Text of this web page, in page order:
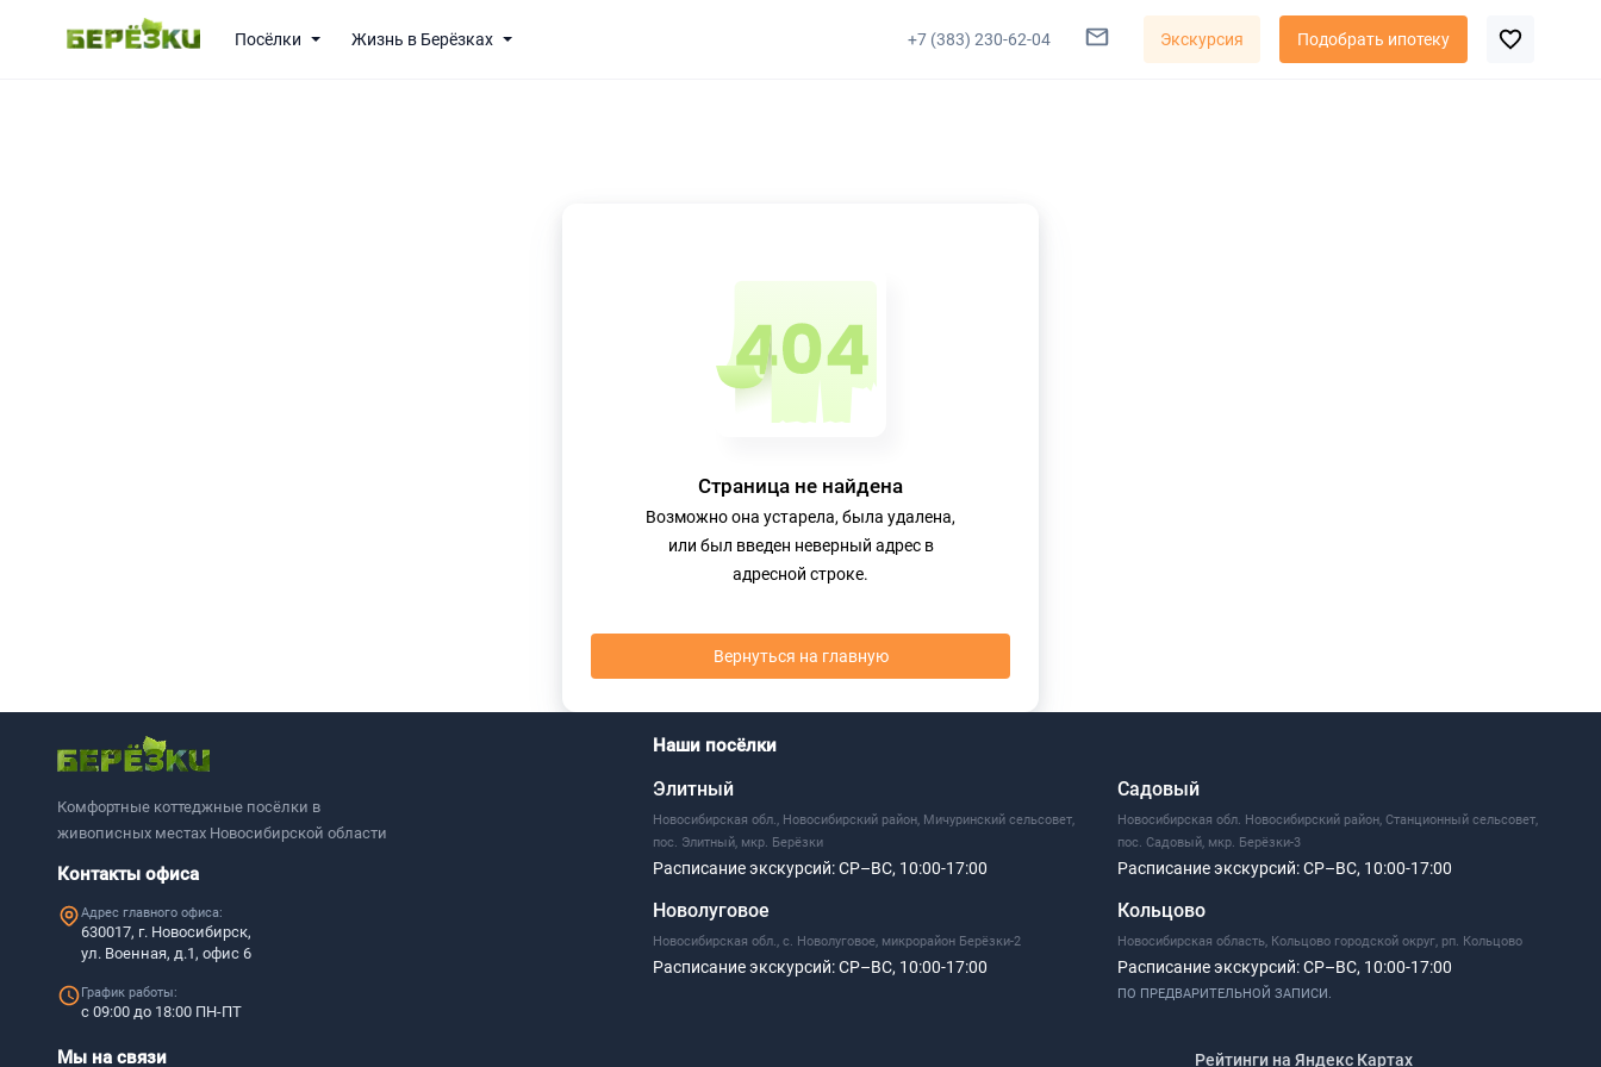
Посёлки Жизнь в Берёзках +7 (383) 230-62-04 Экскурсия Подобрать ипотеку
Страница не найдена
Возможно она устарела, была удалена,
или был введен неверный адрес в
адресной строке.
Вернуться на главную
Комфортные коттеджные посёлки в
живописных местах Новосибирской области
Контакты офиса
Адрес главного офиса:
630017, г. Новосибирск,
ул. Военная, д.1, офис 6
График работы:
с 09:00 до 18:00 ПН-ПТ
Наши посёлки
Элитный
Новосибирская обл., Новосибирский район, Мичуринский сельсовет,
пос. Элитный, мкр. Берёзки
Расписание экскурсий:СР–ВС, 10:00-17:00
Новолуговое
Новосибирская обл., с. Новолуговое, микрорайон Берёзки-2
Расписание экскурсий:СР–ВС, 10:00-17:00
Садовый
Новосибирская обл. Новосибирский район, Станционный сельсовет,
пос. Садовый, мкр. Берёзки-3
Расписание экскурсий:СР–ВС, 10:00-17:00
Кольцово
Новосибирская область, Кольцово городской округ, рп. Кольцово
Расписание экскурсий:СР–ВС, 10:00-17:00
ПО ПРЕДВАРИТЕЛЬНОЙ ЗАПИСИ.
Мы на связи
Рейтинги на Яндекс Картах